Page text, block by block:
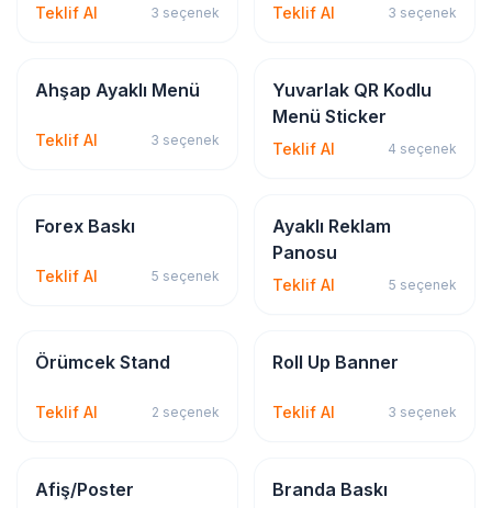
Teklif Al 3 seçenek Teklif Al 3 seçenek
Kırtasiye & Matbu
Ahşap Ayaklı Menü
Teklif Al 3 seçenek
Sticker & Etiket
Yuvarlak QR Kodlu
Menü Sticker
Teklif Al 4 seçenek
Dijital & Geniş Format
Forex Baskı
Teklif Al 5 seçenek
Tabela & Reklam
Ayaklı Reklam
Panosu
Teklif Al 5 seçenek
Tabela & Reklam
Örümcek Stand
Teklif Al 2 seçenek
Tabela & Reklam
Roll Up Banner
Teklif Al 3 seçenek
Bayrak & Flama
Afiş/Poster Tabela & Reklam
Branda Baskı